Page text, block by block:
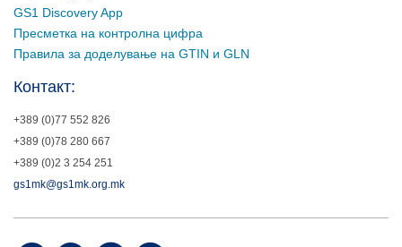
GS1 Discovery App
Пресметка на контролна цифра
Правила за доделување на GTIN и GLN
Контакт:
+389 (0)77 552 826
+389 (0)78 280 667
+389 (0)2 3 254 251
gs1mk@gs1mk.org.mk